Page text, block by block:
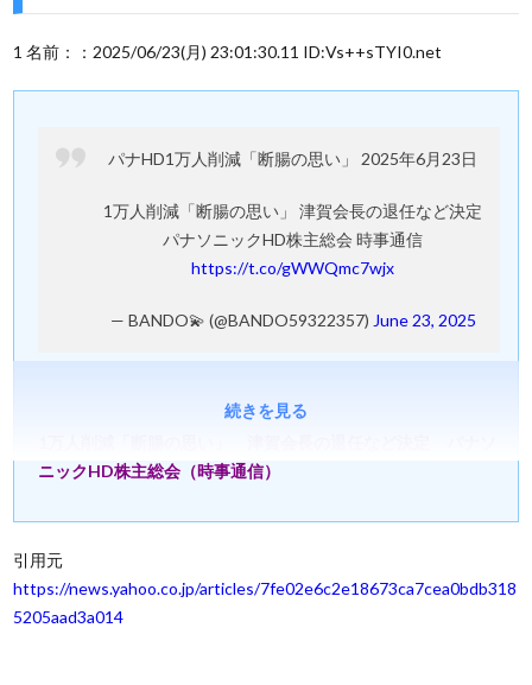
1 名前：：2025/06/23(月) 23:01:30.11 ID:Vs++sTYI0.net
パナHD1万人削減「断腸の思い」 2025年6月23日
1万人削減「断腸の思い」 津賀会長の退任など決定
パナソニックHD株主総会 時事通信
https://t.co/gWWQmc7wjx
— BANDO💫 (@BANDO59322357) June 23, 2025
ニックHD株主総会（時事通信）
引用元
https://news.yahoo.co.jp/articles/7fe02e6c2e18673ca7cea0bdb318
5205aad3a014
続きを見る